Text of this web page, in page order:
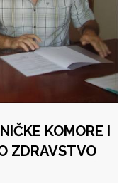
KOMORE I
ZDRAVSTVO